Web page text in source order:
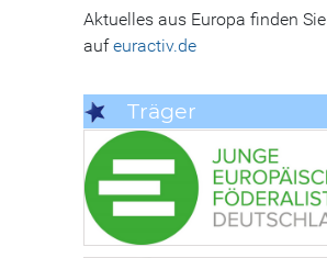
Aktuelles aus Europa finden Sie
aufeuractiv.de
Träger